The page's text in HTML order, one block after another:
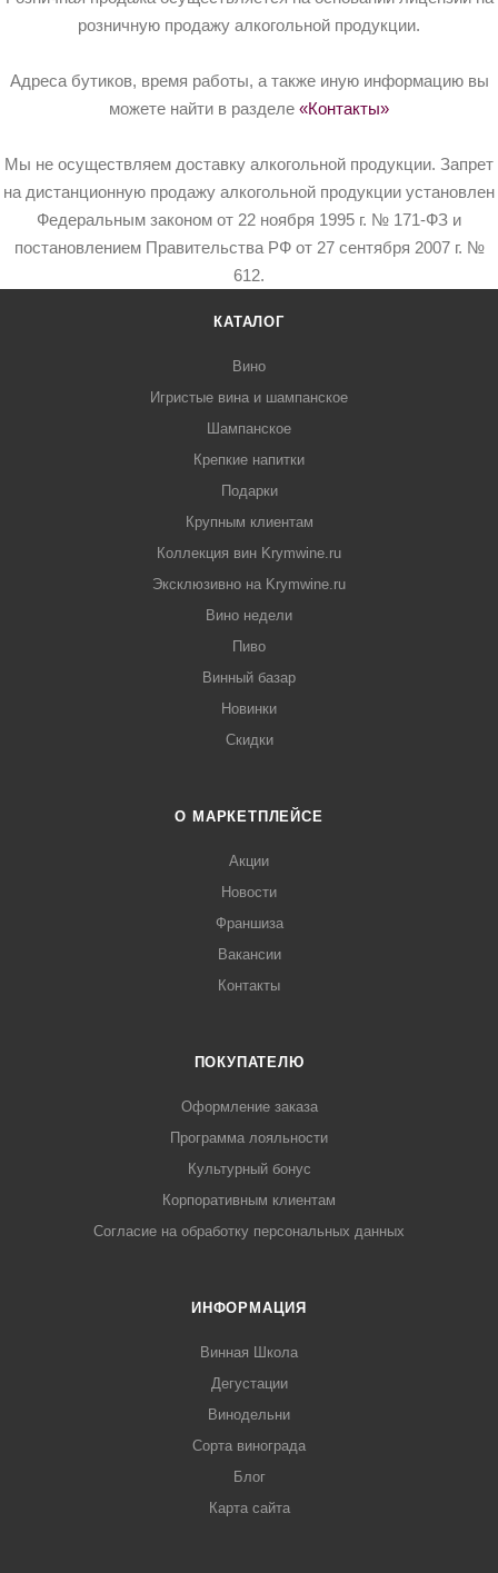
розничную продажу алкогольной продукции.
Адреса бутиков, время работы, а также иную информацию вы
можете найти в разделе «Контакты»
Мы не осуществляем доставку алкогольной продукции. Запрет
на дистанционную продажу алкогольной продукции установлен
Федеральным законом от 22 ноября 1995 г. № 171-ФЗ и
постановлением Правительства РФ от 27 сентября 2007 г. №
612.
КАТАЛОГ
Вино
Игристые вина и шампанское
Шампанское
Крепкие напитки
Подарки
Крупным клиентам
Коллекция вин Krymwine.ru
Эксклюзивно на Krymwine.ru
Вино недели
Пиво
Винный базар
Новинки
Скидки
О МАРКЕТПЛЕЙСЕ
Акции
Новости
Франшиза
Вакансии
Контакты
ПОКУПАТЕЛЮ
Оформление заказа
Программа лояльности
Культурный бонус
Корпоративным клиентам
Согласие на обработку персональных данных
ИНФОРМАЦИЯ
Винная Школа
Дегустации
Винодельни
Сорта винограда
Блог
Карта сайта